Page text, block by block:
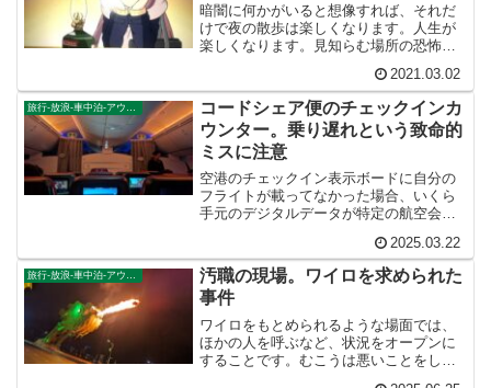
暗闇に何かがいると想像すれば、それだ
けで夜の散歩は楽しくなります。人生が
楽しくなります。見知らむ場所の恐怖こ
れを肌で感じることができるのが、車中
泊の夜の醍醐味のひとつだと思うので
す。
2021.03.02
コードシェア便のチェックインカ
ウンター。乗り遅れという致命的
ミスに注意
空港のチェックイン表示ボードに自分の
フライトが載ってなかった場合、いくら
手元のデジタルデータが特定の航空会社
チェックインカウンターに並んではいけ
ません。実はコードシェア便で、あなた
のチェックインカウンターは別にあるか
もしれません。
2025.03.22
旅行-放浪-車中泊-アウトドア
汚職の現場。ワイロを求められた
事件
ワイロをもとめられるような場面では、
ほかの人を呼ぶなど、状況をオープンに
することです。むこうは悪いことをして